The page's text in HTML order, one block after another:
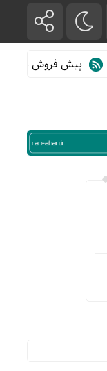
پیش فروش بلیت